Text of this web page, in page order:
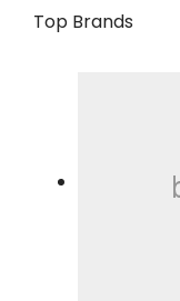
Top Brands